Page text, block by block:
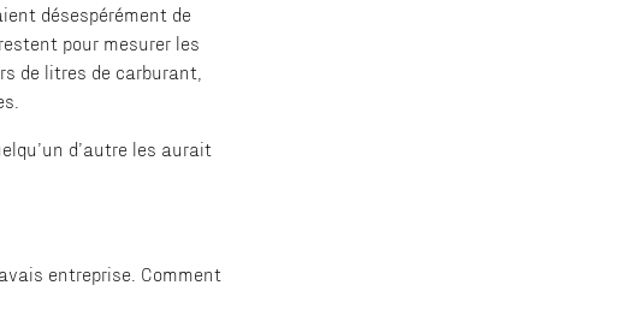
désespérément de
pour mesurer les
de litres de carburant,
d’autre les aurait
entreprise. Comment